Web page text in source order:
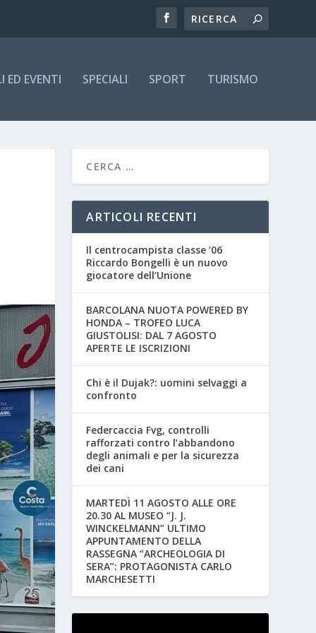
ED EVENTI SPECIALI SPORT TURISMO
ARTICOLI RECENTI
Il centrocampista classe ’06
Riccardo Bongelli è un nuovo
giocatore dell’Unione
BARCOLANA NUOTA POWERED BY
HONDA – TROFEO LUCA
GIUSTOLISI: DAL 7 AGOSTO
APERTE LE ISCRIZIONI
Chi è il Dujak?: uomini selvaggi a
confronto
Federcaccia Fvg, controlli
rafforzati contro l’abbandono
degli animali e per la sicurezza
dei cani
MARTEDÌ 11 AGOSTO ALLE ORE
20.30 AL MUSEO “J. J.
WINCKELMANN” ULTIMO
APPUNTAMENTO DELLA
RASSEGNA “ARCHEOLOGIA DI
SERA”: PROTAGONISTA CARLO
MARCHESETTI